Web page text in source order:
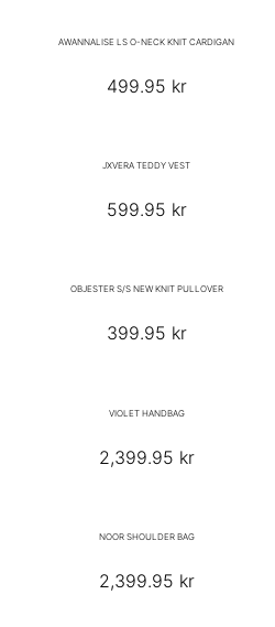
AWANNALISE LS O-NECK KNIT CARDIGAN
499.95 kr
JXVERA TEDDY VEST
599.95 kr
OBJESTER S/S NEW KNIT PULLOVER
399.95 kr
VIOLET HANDBAG
2,399.95 kr
NOOR SHOULDER BAG
2,399.95 kr